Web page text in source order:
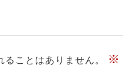
ことはありません。 ※